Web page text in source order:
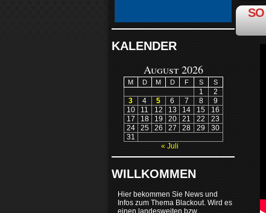
KALENDER
August 2026
M D M D F S S
1
2
3
4 5 6 7 8
9
10
11 12 13 14 15
16
17
18 19 20 21 22
23
24
25 26 27 28 29
30
31
« Juli
WILLKOMMEN
Hier bekommen Sie News und
Infos zum Thema Blackout. Wird es
einen landesweiten bzw.